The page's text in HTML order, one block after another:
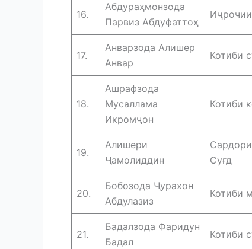
16.
Абдураҳмонзода
Парвиз Абдуфаттоҳ
17.
Анварзода Алишер
Анвар
Котиби
18.
Ашрафзода
Мусаллама
Икромҷон
Котиби
19.
Алишери
Ҷамолиддин
Суғд
20.
Бобозода Ҷурахон
Абдулазиз
Котиби
21.
Бадалзода Фаридун
Бадал
Котиби